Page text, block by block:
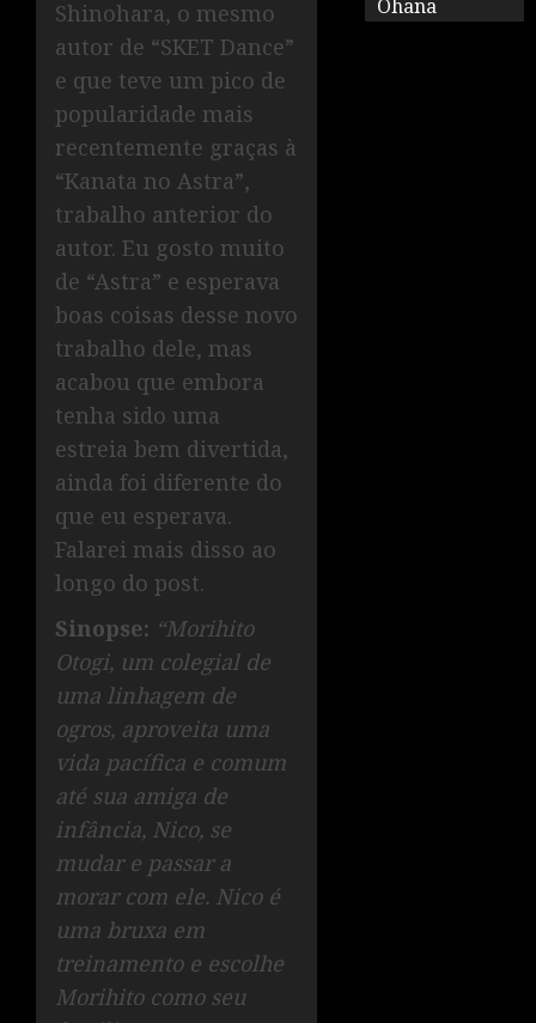
Shinohara, o mesmo
autor de “SKET Dance”
e que teve um pico de
popularidade mais
recentemente graças à
“Kanata no Astra”,
trabalho anterior do
autor. Eu gosto muito
de “Astra” e esperava
boas coisas desse novo
trabalho dele, mas
acabou que embora
tenha sido uma
estreia bem divertida,
ainda foi diferente do
que eu esperava.
Falarei mais disso ao
longo do post.
Sinopse: “Morihito
Otogi, um colegial de
uma linhagem de
ogros, aproveita uma
vida pacífica e comum
até sua amiga de
infância, Nico, se
mudar e passar a
morar com ele. Nico é
uma bruxa em
treinamento e escolhe
Morihito como seu
Ohana